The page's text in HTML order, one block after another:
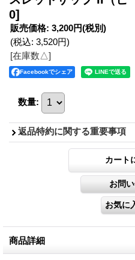
0]
販売価格: 3,200円(税別)
(税込: 3,520円)
[在庫数△]
Facebookでシェア
数量:
返品特約に関する重要事項
商品詳細